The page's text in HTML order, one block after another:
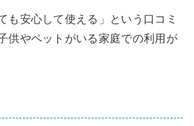
も安心して使える」という口コミ
供やペットがいる家庭での利用が